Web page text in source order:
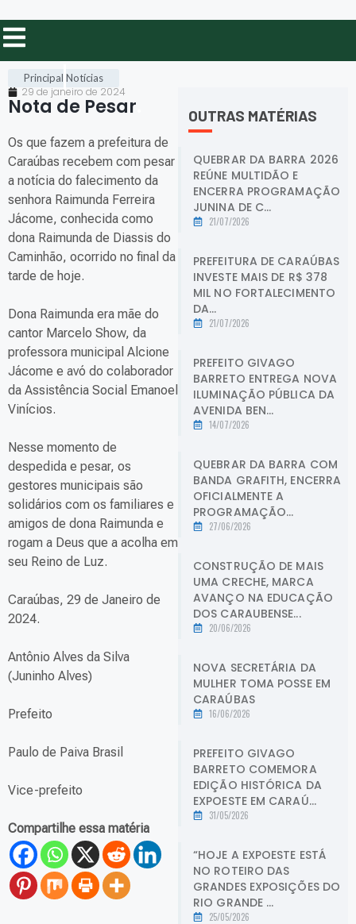
Principal Notícias
29 de janeiro de 2024
Nota de Pesar
Os que fazem a prefeitura de
Caraúbas recebem com pesar
a notícia do falecimento da
senhora Raimunda Ferreira
Jácome, conhecida como
dona Raimunda de Diassis do
Caminhão, ocorrido no final da
tarde de hoje.
Dona Raimunda era mãe do
cantor Marcelo Show, da
professora municipal Alcione
Jácome e avó do colaborador
da Assistência Social Emanoel
Vinícios.
Nesse momento de
despedida e pesar, os
gestores municipais são
solidários com os familiares e
amigos de dona Raimunda e
rogam a Deus que a acolha em
seu Reino de Luz.
Caraúbas, 29 de Janeiro de
2024.
Antônio Alves da Silva
(Juninho Alves)
Prefeito
Paulo de Paiva Brasil
Vice-prefeito
Compartilhe essa matéria
OUTRAS MATÉRIAS
QUEBRAR DA BARRA 2026
REÚNE MULTIDÃO E
ENCERRA PROGRAMAÇÃO
JUNINA DE C...
21/07/2026
PREFEITURA DE CARAÚBAS
INVESTE MAIS DE R$ 378
MIL NO FORTALECIMENTO
DA...
21/07/2026
PREFEITO GIVAGO
BARRETO ENTREGA NOVA
ILUMINAÇÃO PÚBLICA DA
AVENIDA BEN...
14/07/2026
QUEBRAR DA BARRA COM
BANDA GRAFITH, ENCERRA
OFICIALMENTE A
PROGRAMAÇÃO...
27/06/2026
CONSTRUÇÃO DE MAIS
UMA CRECHE, MARCA
AVANÇO NA EDUCAÇÃO
DOS CARAUBENSE...
20/06/2026
NOVA SECRETÁRIA DA
MULHER TOMA POSSE EM
CARAÚBAS
16/06/2026
PREFEITO GIVAGO
BARRETO COMEMORA
EDIÇÃO HISTÓRICA DA
EXPOESTE EM CARAÚ...
31/05/2026
“HOJE A EXPOESTE ESTÁ
NO ROTEIRO DAS
GRANDES EXPOSIÇÕES DO
RIO GRANDE ...
25/05/2026